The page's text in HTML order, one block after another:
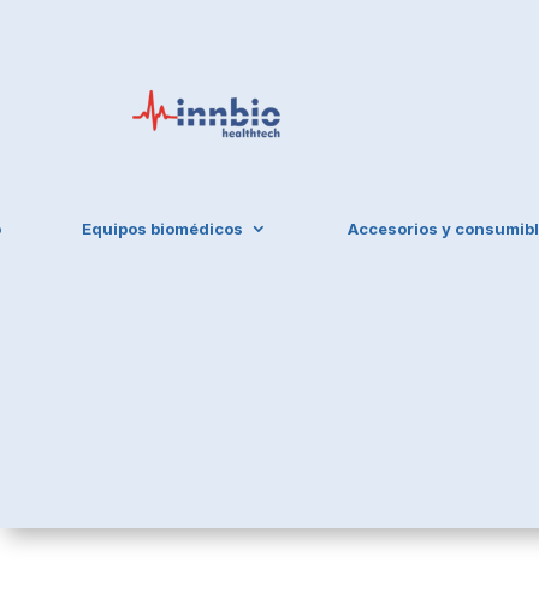
Equipos biomédicos Accesorios y